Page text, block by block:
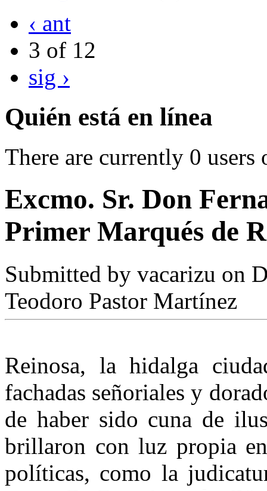
‹ ant
3 of 12
sig ›
Quién está en línea
There are currently 0 users
Excmo. Sr. Don
Primer Marqués de
Submitted by vacarizu on
Teodoro Pastor Martínez
Reinosa, la hidalga
fachadas señoriales y
de haber sido cuna de
brilla­ron con luz propia
políti­cas, como la